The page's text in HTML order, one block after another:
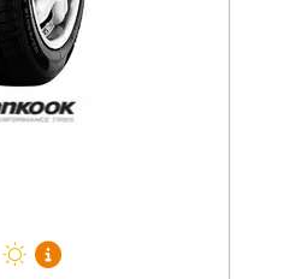
Mehr Informationen zum